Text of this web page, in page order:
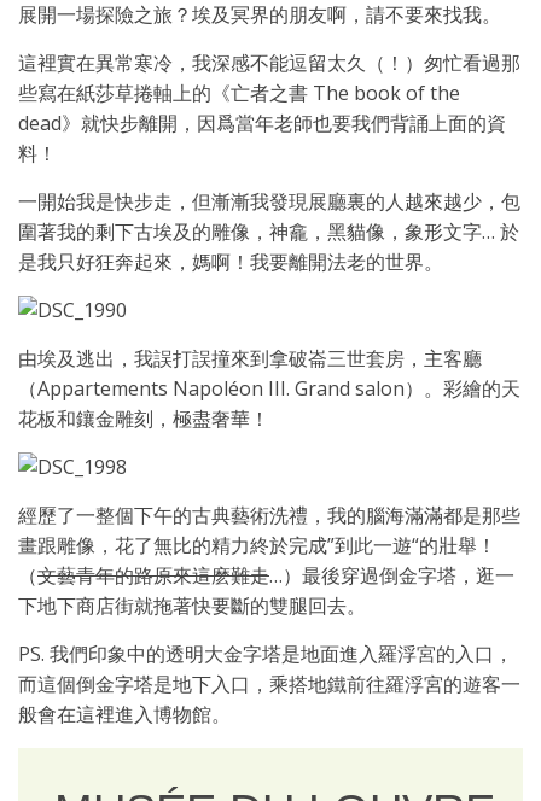
展開一場探險之旅？埃及冥界的朋友啊，請不要來找我。
這裡實在異常寒冷，我深感不能逗留太久（！）匆忙看過那
些寫在紙莎草捲軸上的《亡者之書 The book of the
dead》就快步離開，因爲當年老師也要我們背誦上面的資
料！
一開始我是快步走，但漸漸我發現展廳裏的人越來越少，包
圍著我的剩下古埃及的雕像，神龕，黑貓像，象形文字… 於
是我只好狂奔起來，媽啊！我要離開法老的世界。
由埃及逃出，我誤打誤撞來到拿破崙三世套房，主客廳
（Appartements Napoléon III. Grand salon）。彩繪的天
花板和鑲金雕刻，極盡奢華！
經歷了一整個下午的古典藝術洗禮，我的腦海滿滿都是那些
畫跟雕像，花了無比的精力終於完成”到此一遊“的壯舉！
（文藝青年的路原來這麽難走…）最後穿過倒金字塔，逛一
下地下商店街就拖著快要斷的雙腿回去。
PS. 我們印象中的透明大金字塔是地面進入羅浮宮的入口，
而這個倒金字塔是地下入口，乘搭地鐵前往羅浮宮的遊客一
般會在這裡進入博物館。